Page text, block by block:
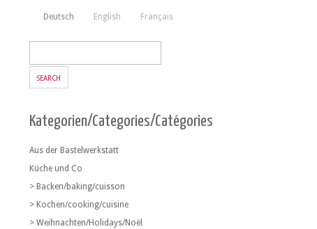
Deutsch English Français
Kategorien/Categories/Catégories
Aus der Bastelwerkstatt
Küche und Co
> Backen/baking/cuisson
> Kochen/cooking/cuisine
> Weihnachten/Holidays/Noël